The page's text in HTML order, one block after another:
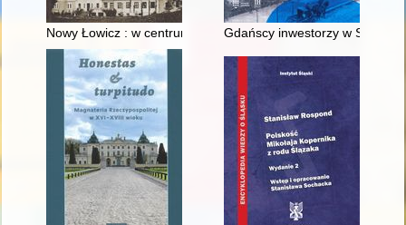
Nowy Łowicz : w centrum poligonu drawskiego od
Gdańscy inwestorzy w